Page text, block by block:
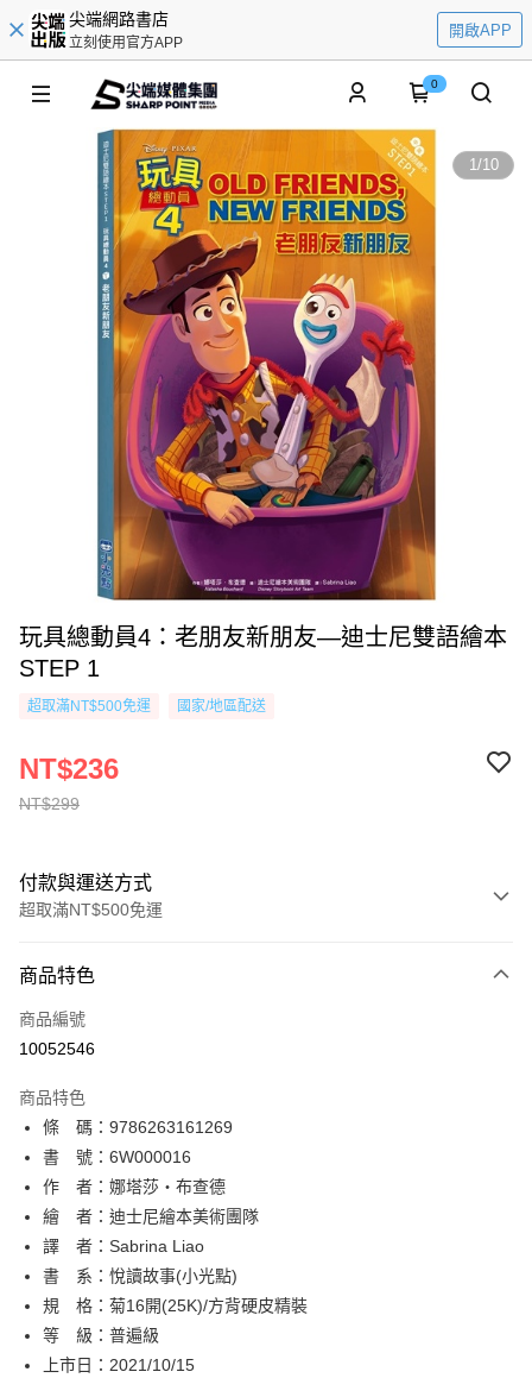
尖端網路書店
立刻使用官方APP
開啟APP
0
1/10
玩具總動員4：老朋友新朋友—迪士尼雙語繪本
STEP 1
超取滿NT$500免運 國家/地區配送
NT$299
NT$236
付款與運送方式
超取滿NT$500免運
信用卡一次付款
超商取貨付款
相關說明
【關於「AFTEE先享後付」】
AFTEE先享後付是「在收到商品之後才付款」的支付方式。 讓您購物簡單
便利好安心！
１．簡單：不需註冊會員、不需綁卡、不需儲值。
２．便利：只要手機號碼，簡訊認證，即可結帳。
３．安心：先確認商品／服務後，再付款。
【「AFTEE先享後付」結帳流程】
１．於結帳方式選擇「AFTEE先享後付」後，將跳轉至「AFTEE先享後付」
結帳頁面，進行簡訊認證並確認金額後，即可完成結帳。
２．訂單成立數日內，您將收到繳費通知簡訊。
３．收到繳費通知簡訊後14天內，點擊此簡訊中的連結，可透過四大超商／
ATM付款
運送方式
全家取貨付款
每筆NT$80，滿NT$500(含以上)免運費
付款後全家取貨
每筆NT$80，滿NT$500(含以上)免運費
商品特色
商品編號
10052546
商品特色
條 碼：9786263161269
書 號：6W000016
作 者：娜塔莎‧布查德
繪 者：迪士尼繪本美術團隊
譯 者：Sabrina Liao
書 系：悅讀故事(小光點)
規 格：菊16開(25K)/方背硬皮精裝
等 級：普遍級
上市日：2021/10/15